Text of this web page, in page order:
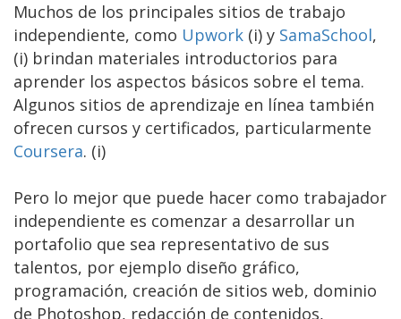
Muchos de los principales sitios de trabajo
independiente, como Upwork (i) y SamaSchool,
(i) brindan materiales introductorios para
aprender los aspectos básicos sobre el tema.
Algunos sitios de aprendizaje en línea también
ofrecen cursos y certificados, particularmente
Coursera. (i)
Pero lo mejor que puede hacer como trabajador
independiente es comenzar a desarrollar un
portafolio que sea representativo de sus
talentos, por ejemplo diseño gráfico,
programación, creación de sitios web, dominio
de Photoshop, redacción de contenidos,